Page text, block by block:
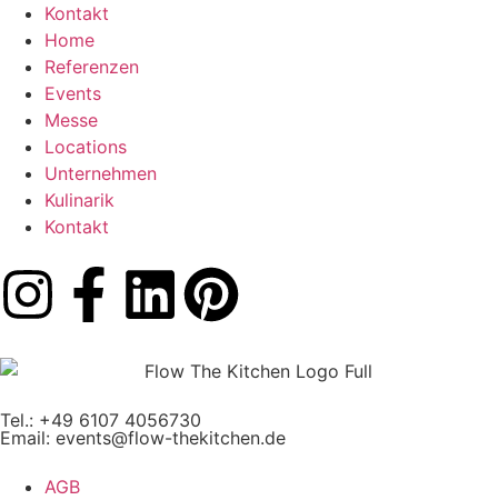
Kontakt
Home
Referenzen
Events
Messe
Locations
Unternehmen
Kulinarik
Kontakt
Tel.: +49 6107 4056730
Email: events@flow-thekitchen.de
AGB